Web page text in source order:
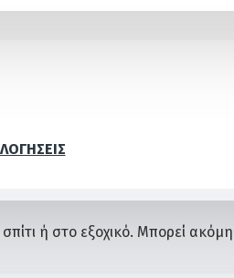
ή στο εξοχικό. Μπορεί